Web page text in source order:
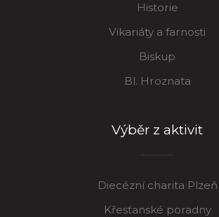
Historie
Vikariáty a farnosti
Biskup
Bl. Hroznata
Výběr z aktivit
Diecézní charita Plzeň
Křesťanské poradny